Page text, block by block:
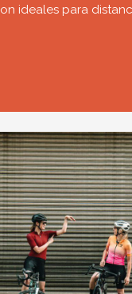
ideales para